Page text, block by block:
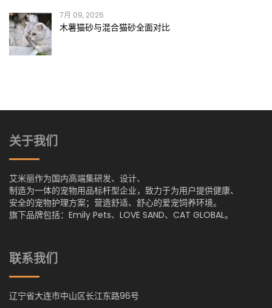
7月 09, 2026
木薯猫砂与混合猫砂全面对比
关于我们
艾米丽作为国内高端集研发、设计、
制造为一体的宠物用品标杆型企业，致力于为用户提供健康、
安全的宠物护理方案；营造舒适、舒心的爱宠饲养环境。
旗下品牌包括：Emily Pets、LOVE SAND、CAT GLOBAL。
联系我们
辽宁省大连市中山区长江东路96号